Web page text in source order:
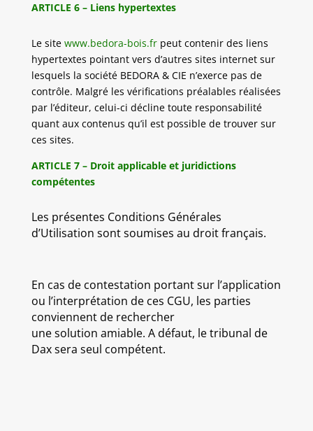
ARTICLE 6 – Liens hypertextes
Le site www.bedora-bois.frpeut contenir des liens
hypertextes pointant vers d’autres sites internet sur
lesquels la société BEDORA & CIE n’exerce pas de
contrôle. Malgré les vérifications préalables réalisées
par l’éditeur, celui-ci décline toute responsabilité
quant aux contenus qu’il est possible de trouver sur
ces sites.
ARTICLE 7 – Droit applicable et juridictions
compétentes
Les présentes Conditions Générales
d’Utilisation sont soumises au droit français.
En cas de contestation portant sur l’application
ou l’interprétation de ces CGU, les parties
conviennent de rechercher
une solution amiable. A défaut, le tribunal de
Dax sera seul compétent.